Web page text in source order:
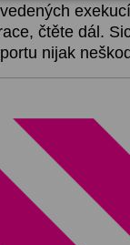
čtěte dál.
nijak